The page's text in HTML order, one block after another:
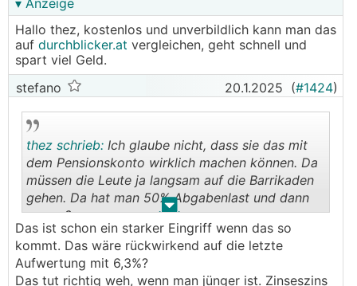
▾ Anzeige
Hallo thez, kostenlos und unverbildlich kann man das
auf durchblicker.at vergleichen, geht schnell und
spart viel Geld.
stefano
20.1.2025 (#1424)
. .
thez schrieb: Ich glaube nicht, dass sie das mit
dem Pensionskonto wirklich machen können. Da
müssen die Leute ja langsam auf die Barrikaden
gehen. Da hat man 50% Abgabenlast und dann
sowas?
Sie wollen ja nur die valorisierung für 1 Jahr
streichen oder? Ich mein schlimm genug aber
Das ist schon ein starker Eingriff wenn das so
kommt. Das wäre rückwirkend auf die letzte
Aufwertung mit 6,3%?
Das tut richtig weh, wenn man jünger ist. Zinseszins